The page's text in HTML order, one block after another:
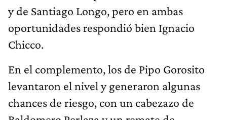
y de Santiago Longo, pero en ambas
oportunidades respondió bien Ignacio
Chicco.
En el complemento, los de Pipo Gorosito
levantaron el nivel y generaron algunas
chances de riesgo, con un cabezazo de